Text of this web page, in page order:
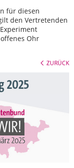
für diesen
den Vertretenden
Ohr
ZURÜCK
2025